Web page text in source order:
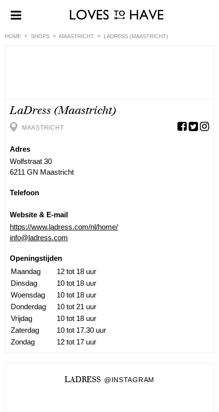
HOME SHOPS MAASTRICHT LADRESS (MAASTRICHT)
LaDress (Maastricht)
MAASTRICHT
Adres
Wolfstraat 30
6211 GN Maastricht
Telefoon
Website & E-mail
https://www.ladress.com/nl/home/
info@ladress.com
Openingstijden
Maandag
12 tot 18 uur
Dinsdag
10 tot 18 uur
Woensdag
10 tot 18 uur
Donderdag
10 tot 21 uur
Vrijdag
10 tot 18 uur
Zaterdag
10 tot 17.30 uur
Zondag
12 tot 17 uur
LADRESS @INSTAGRAM